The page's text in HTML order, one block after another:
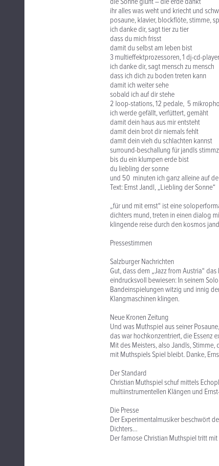
ihr alles was weht und kriecht und
posaune, klavier, blockflöte, stimme,
ich danke dir, sagt tier zu tier
dass du mich frisst
damit du selbst am leben bist
3 multieffektprozessoren, 1 dj-cd-
ich danke dir, sagt mensch zu mensch
dass ich dich zu boden treten kann
damit ich weiter sehe
sobald ich auf dir stehe
2 loop-stations, 12 pedale, 5
ich werde gefällt, verfüttert, gemäht
damit dein haus aus mir entsteht
damit dein brot dir niemals fehlt
damit dein vieh du schlachten kannst
surround-beschallung für jandls
bis du ein klumpen erde bist
du liebling der sonne
und 50 minuten ich ganz alleine auf
Text: Ernst Jandl, „Liebling der Sonne“
„für und mit ernst“ ist eine
dichters mund, treten in einen dialog
klingende reise durch den kosmos
Pressestimmen
Salzburger Nachrichten
Gut, dass dem „Jazz from Austria“
eindrucksvoll bewiesen: In seinem
Bandeinspielungen witzig und innig
Klangmaschinen klingen.
Neue Kronen Zeitung
Und was Muthspiel aus seiner
das war hochkonzentriert, die Essenz
Mit des Meisters, also Jandls,
mit Muthspiels Spiel bleibt. Danke,
Der Standard
Christian Muthspiel schuf mittels
multiinstrumentellen Klängen und
Die Presse
Der Experimentalmusiker beschwört
Dichters…
Der famose Christian Muthspiel tritt